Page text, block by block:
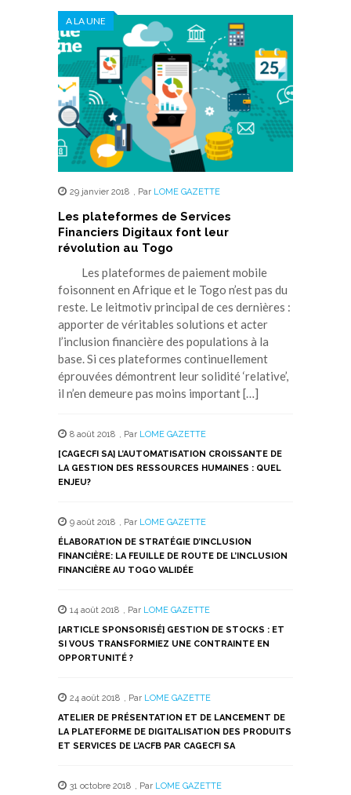
A LA UNE
29 janvier 2018 , Par LOME GAZETTE
Les plateformes de Services
Financiers Digitaux font leur
révolution au Togo
Les plateformes de paiement mobile
foisonnent en Afrique et le Togo n’est pas du
reste. Le leitmotiv principal de ces dernières :
apporter de véritables solutions et acter
l’inclusion financière des populations à la
base. Si ces plateformes continuellement
éprouvées démontrent leur solidité ‘relative’,
il n’en demeure pas moins important […]
8 août 2018 , Par LOME GAZETTE
[CAGECFI SA] L’AUTOMATISATION CROISSANTE DE
LA GESTION DES RESSOURCES HUMAINES : QUEL
ENJEU?
9 août 2018 , Par LOME GAZETTE
ÉLABORATION DE STRATÉGIE D’INCLUSION
FINANCIÈRE: LA FEUILLE DE ROUTE DE L’INCLUSION
FINANCIÈRE AU TOGO VALIDÉE
14 août 2018 , Par LOME GAZETTE
[ARTICLE SPONSORISÉ] GESTION DE STOCKS : ET
SI VOUS TRANSFORMIEZ UNE CONTRAINTE EN
OPPORTUNITÉ ?
24 août 2018 , Par LOME GAZETTE
ATELIER DE PRÉSENTATION ET DE LANCEMENT DE
LA PLATEFORME DE DIGITALISATION DES PRODUITS
ET SERVICES DE L’ACFB PAR CAGECFI SA
31 octobre 2018 , Par LOME GAZETTE